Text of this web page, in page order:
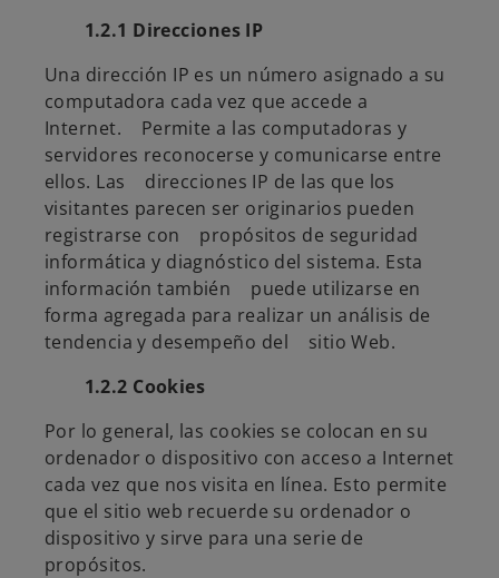
1.2.1 Direcciones IP
Una dirección IP es un número asignado a su
computadora cada vez que accede a
Internet. Permite a las computadoras y
servidores reconocerse y comunicarse entre
ellos. Las direcciones IP de las que los
visitantes parecen ser originarios pueden
registrarse con propósitos de seguridad
informática y diagnóstico del sistema. Esta
información también puede utilizarse en
forma agregada para realizar un análisis de
tendencia y desempeño del sitio Web.
1.2.2 Cookies
Por lo general, las cookies se colocan en su
ordenador o dispositivo con acceso a Internet
cada vez que nos visita en línea. Esto permite
que el sitio web recuerde su ordenador o
dispositivo y sirve para una serie de
propósitos.